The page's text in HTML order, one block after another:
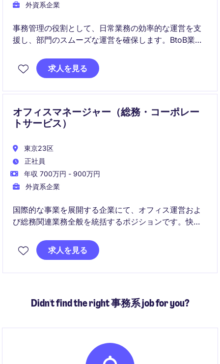
外資系企業
事務管理の役割として、日常業務の効率的な運営を支
援し、部門のスムーズな運営を確保します。BtoB業界
きる方を募集しています。
求人を見る
オフィスマネージャー（総務・コーポレー
トサービス）
東京23区
正社員
年収 700万円 - 900万円
外資系企業
国際的な事業を展開する企業にて、オフィス運営およ
び総務関連業務全般を統括するポジションです。快適
ロジェクト推進を通じて事業運営を支えていただきま
す。
求人を見る
Didn't find the right 事務系 job for you?